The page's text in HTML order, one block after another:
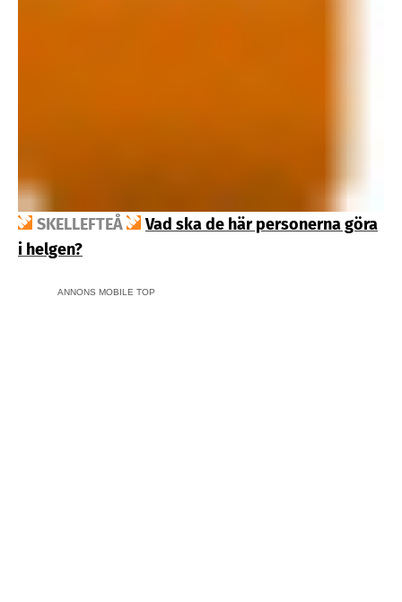
SKELLEFTEÅ
Vad ska de här personerna göra
i helgen?
ANNONS MOBILE TOP